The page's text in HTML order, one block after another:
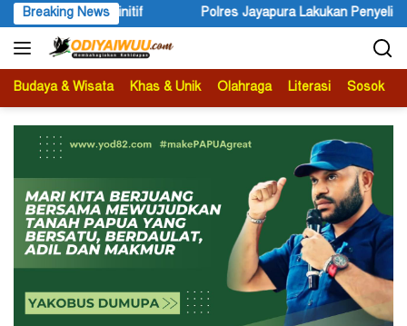
Langsung
ke
konten
Breaking NewsPolres Jayapura Lakukan Penyelidikan Pasca
Budaya & Wisata Khas & Unik Olahraga Literasi Sosok